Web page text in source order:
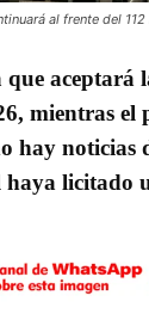
al frente del
aceptará
mientras el
hay noticias
licitado